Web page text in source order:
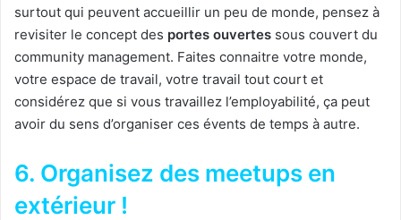
surtout qui peuvent accueillir un peu de monde, pensez à
revisiter le concept des portes ouvertes sous couvert du
community management. Faites connaitre votre monde,
votre espace de travail, votre travail tout court et
considérez que si vous travaillez l’employabilité, ça peut
avoir du sens d’organiser ces évents de temps à autre.
6. Organisez des meetups en
extérieur !